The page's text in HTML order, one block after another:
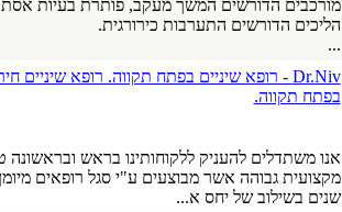
מורכבים הדורשים המשך מעקב, פותרת בעיות
הליכים הדורשים התערבות כירורגית.
...
בפתח תקווה.
אנו משתדלים להעניק ללקוחותינו בראש ובראשונה
מקצועית גבוהה אשר מבוצעים ע"י סגל רופאים מיומן
שנים בשילוב של יחס א...